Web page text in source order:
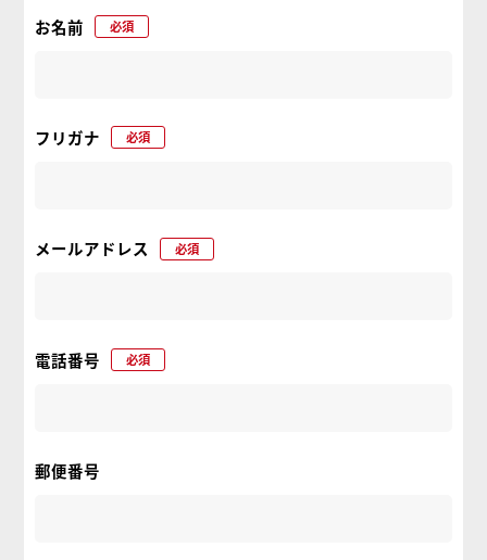
お名前 必須
フリガナ 必須
メールアドレス 必須
電話番号 必須
郵便番号